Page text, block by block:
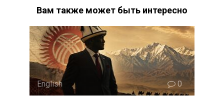
Вам также может быть интересно
English 0